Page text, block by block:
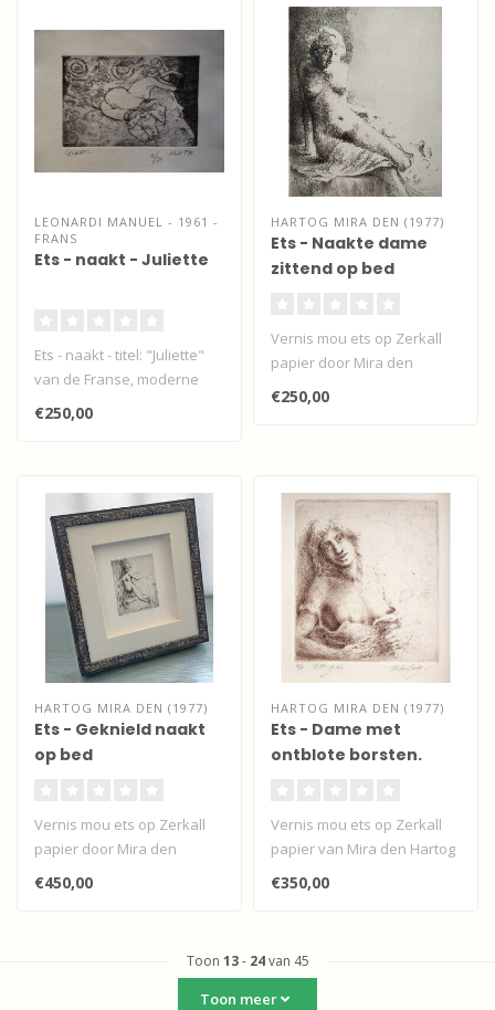
LEONARDI MANUEL - 1961 -
FRANS
Ets - naakt - Juliette
Ets - naakt - titel: "Juliette"
van de Franse, moderne
impressionist Manuel Leon..
€250,00
HARTOG MIRA DEN (1977)
Ets - Naakte dame
zittend op bed
Vernis mou ets op Zerkall
papier door Mira den
Hartog van een naakte
dame zitten..
€250,00
HARTOG MIRA DEN (1977)
Ets - Geknield naakt
op bed
Vernis mou ets op Zerkall
papier door Mira den
Hartog van een naakte
dame geknie..
€450,00
HARTOG MIRA DEN (1977)
Ets - Dame met
ontblote borsten.
Vernis mou ets op Zerkall
papier van Mira den Hartog
van een dame in een jurk
€350,00
Toon 13- 24van 45
Toon meer